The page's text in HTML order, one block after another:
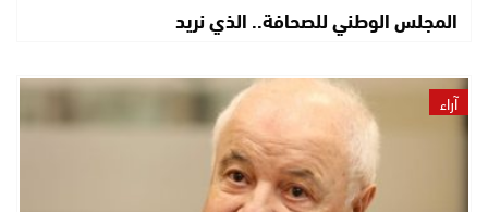
المجلس الوطني للصحافة.. الذي نريد
آراء